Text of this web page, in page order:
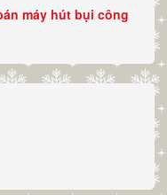
máy hút bụi công